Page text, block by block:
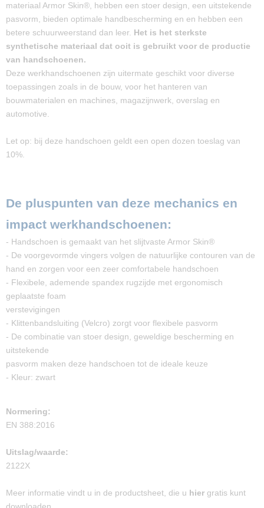
materiaal Armor Skin®, hebben een stoer design, een uitstekende
pasvorm, bieden optimale handbescherming en en hebben een
betere schuurweerstand dan leer. Het is het sterkste
synthetische materiaal dat ooit is gebruikt voor de productie
van handschoenen.
Deze werkhandschoenen zijn uitermate geschikt voor diverse
toepassingen zoals in de bouw, voor het hanteren van
bouwmaterialen en machines, magazijnwerk, overslag en
automotive.
Let op: bij deze handschoen geldt een open dozen toeslag van
10%.
De pluspunten van deze mechanics en
impact werkhandschoenen:
- Handschoen is gemaakt van het slijtvaste Armor Skin®
- De voorgevormde vingers volgen de natuurlijke contouren van de
hand en zorgen voor een zeer comfortabele handschoen
- Flexibele, ademende spandex rugzijde met ergonomisch
geplaatste foam
verstevigingen
- Klittenbandsluiting (Velcro) zorgt voor flexibele pasvorm
- De combinatie van stoer design, geweldige bescherming en
uitstekende
pasvorm maken deze handschoen tot de ideale keuze
- Kleur: zwart
Normering:
EN 388:2016
Uitslag/waarde:
2122X
Meer informatie vindt u in de productsheet, die u hier gratis kunt